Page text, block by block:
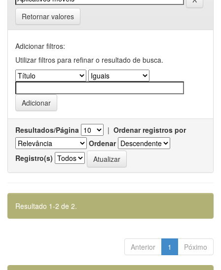
Retornar valores
Adicionar filtros:
Utilizar filtros para refinar o resultado de busca.
Resultados/Página | Ordenar registros por
Ordenar
Registro(s)
Resultado 1-2 de 2.
Anterior 1 Póximo